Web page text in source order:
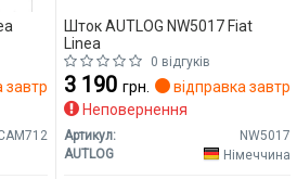
Шток AUTLOG NW5017 Fiat
Linea
0 відгуків
3 190 грн.
відправка
Неповернення
Артикул:
NW5017
AUTLOG
Німеччина